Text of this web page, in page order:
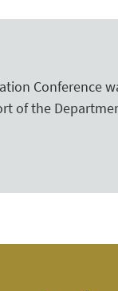
Conference
of the